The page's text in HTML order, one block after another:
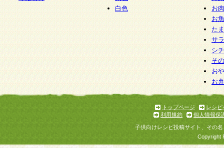
白色
お
お
た
サ
シ
そ
お
お
トップページ
レシピ
利用規約
個人情報保
子供向けレシピ投稿サイト、その
Copyright